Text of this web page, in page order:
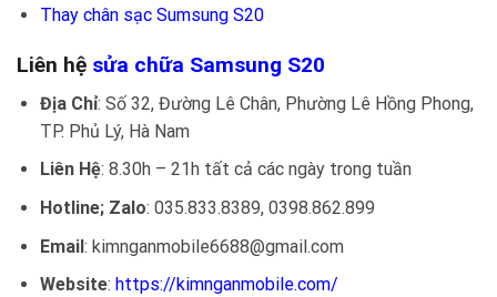
Thay chân sạc Sumsung S20
Liên hệ sửa chữa Samsung S20
Địa Chỉ: Số 32, Đường Lê Chân, Phường Lê Hồng Phong,
TP. Phủ Lý, Hà Nam
Liên Hệ: 8.30h – 21h tất cả các ngày trong tuần
Hotline; Zalo: 035.833.8389, 0398.862.899
Email: kimnganmobile6688@gmail.com
Website: https://kimnganmobile.com/